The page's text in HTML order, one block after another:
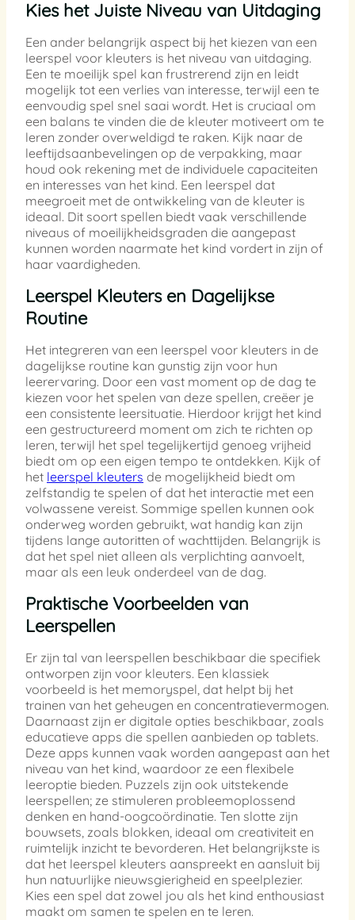
Kies het Juiste Niveau van Uitdaging
Een ander belangrijk aspect bij het kiezen van een
leerspel voor kleuters is het niveau van uitdaging.
Een te moeilijk spel kan frustrerend zijn en leidt
mogelijk tot een verlies van interesse, terwijl een te
eenvoudig spel snel saai wordt. Het is cruciaal om
een balans te vinden die de kleuter motiveert om te
leren zonder overweldigd te raken. Kijk naar de
leeftijdsaanbevelingen op de verpakking, maar
houd ook rekening met de individuele capaciteiten
en interesses van het kind. Een leerspel dat
meegroeit met de ontwikkeling van de kleuter is
ideaal. Dit soort spellen biedt vaak verschillende
niveaus of moeilijkheidsgraden die aangepast
kunnen worden naarmate het kind vordert in zijn of
haar vaardigheden.
Leerspel Kleuters en Dagelijkse
Routine
Het integreren van een leerspel voor kleuters in de
dagelijkse routine kan gunstig zijn voor hun
leerervaring. Door een vast moment op de dag te
kiezen voor het spelen van deze spellen, creëer je
een consistente leersituatie. Hierdoor krijgt het kind
een gestructureerd moment om zich te richten op
leren, terwijl het spel tegelijkertijd genoeg vrijheid
biedt om op een eigen tempo te ontdekken. Kijk of
het leerspel kleuters de mogelijkheid biedt om
zelfstandig te spelen of dat het interactie met een
volwassene vereist. Sommige spellen kunnen ook
onderweg worden gebruikt, wat handig kan zijn
tijdens lange autoritten of wachttijden. Belangrijk is
dat het spel niet alleen als verplichting aanvoelt,
maar als een leuk onderdeel van de dag.
Praktische Voorbeelden van
Leerspellen
Er zijn tal van leerspellen beschikbaar die specifiek
ontworpen zijn voor kleuters. Een klassiek
voorbeeld is het memoryspel, dat helpt bij het
trainen van het geheugen en concentratievermogen.
Daarnaast zijn er digitale opties beschikbaar, zoals
educatieve apps die spellen aanbieden op tablets.
Deze apps kunnen vaak worden aangepast aan het
niveau van het kind, waardoor ze een flexibele
leeroptie bieden. Puzzels zijn ook uitstekende
leerspellen; ze stimuleren probleemoplossend
denken en hand-oogcoördinatie. Ten slotte zijn
bouwsets, zoals blokken, ideaal om creativiteit en
ruimtelijk inzicht te bevorderen. Het belangrijkste is
dat het leerspel kleuters aanspreekt en aansluit bij
hun natuurlijke nieuwsgierigheid en speelplezier.
Kies een spel dat zowel jou als het kind enthousiast
maakt om samen te spelen en te leren.